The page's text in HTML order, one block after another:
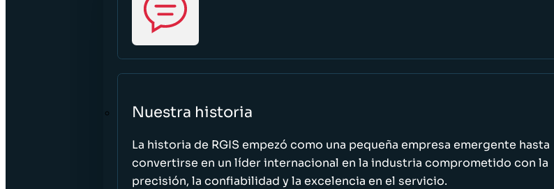
Nuestra historia
La historia de RGIS empezó como una pequeña empresa emergente hasta
convertirse en un líder internacional en la industria comprometido con la
precisión, la confiabilidad y la excelencia en el servicio.